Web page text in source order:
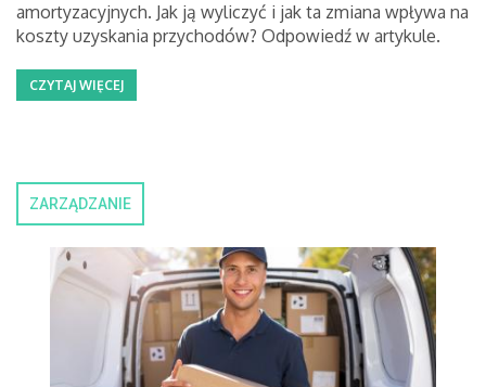
amortyzacyjnych. Jak ją wyliczyć i jak ta zmiana wpływa na
koszty uzyskania przychodów? Odpowiedź w artykule.
CZYTAJ WIĘCEJ
ZARZĄDZANIE